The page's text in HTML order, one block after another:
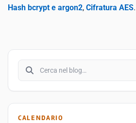
Hash bcrypt e argon2, Cifratura AES.
Cerca nel blog
CALENDARIO